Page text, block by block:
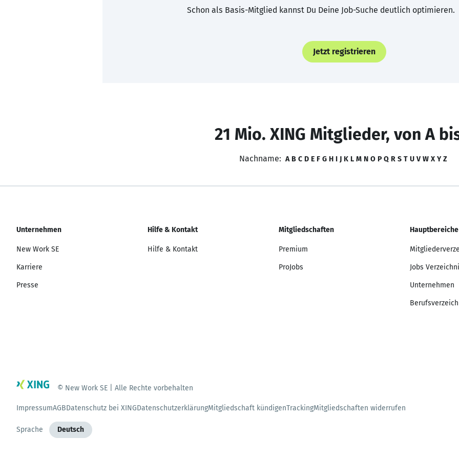
Schon als Basis-Mitglied kannst Du Deine Job-Suche deutlich optimieren.
Jetzt registrieren
21 Mio. XING Mitglieder, von A
Nachname: A B C D E F G H I J K L M N O P Q R S T U V W X Y Z
Unternehmen
New Work SE
Karriere
Presse
Hilfe & Kontakt
Hilfe & Kontakt
Mitgliedschaften
Premium
ProJobs
Hauptbereiche
Jobs
Unternehmen
© New Work SE | Alle Rechte vorbehalten
ImpressumAGBDatenschutz bei XINGDatenschutzerklärungMitgliedschaft kündigenTrackingMitgliedschaften widerrufen
Sprache Deutsch